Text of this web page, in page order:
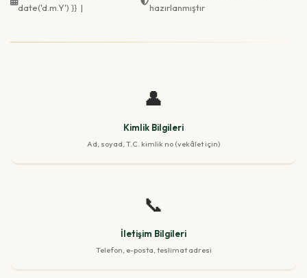
date('d.m.Y') }} |
hazırlanmıştır
👤
Kimlik Bilgileri
Ad, soyad, T.C. kimlik no (vekâlet için)
📞
İletişim Bilgileri
Telefon, e-posta, teslimat adresi